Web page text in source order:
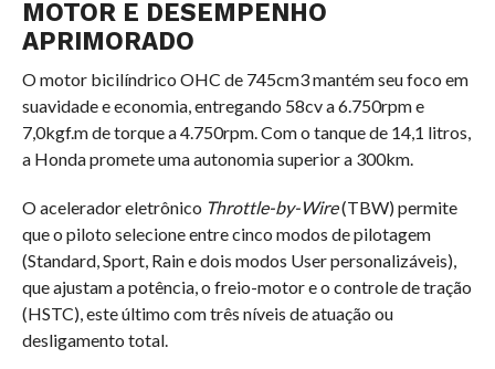
MOTOR E DESEMPENHO
APRIMORADO
O motor bicilíndrico OHC de 745cm3mantém seu foco em
suavidade e economia, entregando 58cva6.750rpme
7,0kgf.mde torque a4.750rpm. Com o tanque de 14,1 litros,
a Honda promete uma autonomia superior a 300km.
O acelerador eletrônico Throttle-by-Wire(TBW) permite
que o piloto selecione entre cinco modos de pilotagem
(Standard, Sport, Rain e dois modos User personalizáveis),
que ajustam a potência, o freio-motor e o controle de tração
(HSTC), este último com três níveis de atuação ou
desligamento total.